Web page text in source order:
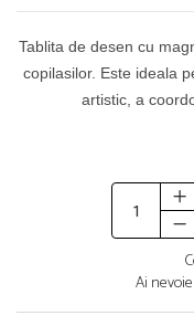
Tablita de desen cu
copilasilor. Este ideala
artistic, a
Ai